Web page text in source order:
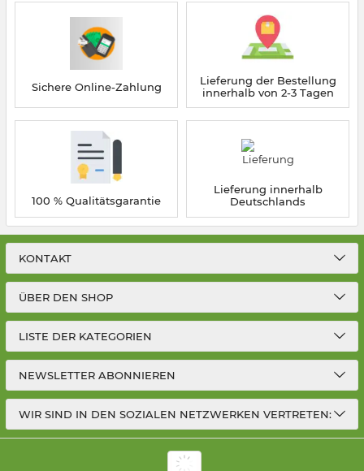
Sichere Online-Zahlung
Lieferung der Bestellung
innerhalb von 2-3 Tagen
100 % Qualitätsgarantie
Lieferung innerhalb
Deutschlands
KONTAKT
ÜBER DEN SHOP
LISTE DER KATEGORIEN
NEWSLETTER ABONNIEREN
WIR SIND IN DEN SOZIALEN NETZWERKEN VERTRETEN: